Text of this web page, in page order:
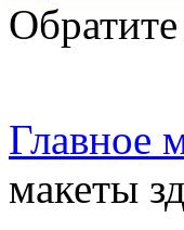
Главное
макеты